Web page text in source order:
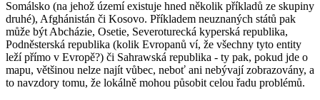
Somálsko (na jehož území existuje hned několik příkladů ze skupiny
druhé), Afghánistán či Kosovo. Příkladem neuznaných států pak
může být Abcházie, Osetie, Severoturecká kyperská republika,
Podněsterská republika (kolik Evropanů ví, že všechny tyto entity
leží přímo v Evropě?) či Sahrawská republika - ty pak, pokud jde o
mapu, většinou nelze najít vůbec, neboť ani nebývají zobrazovány, a
to navzdory tomu, že lokálně mohou působit celou řadu problémů.